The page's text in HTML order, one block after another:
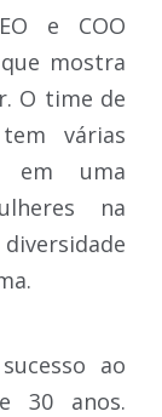
e COO
mostra
O time de
várias
em uma
na
ao
30 anos.